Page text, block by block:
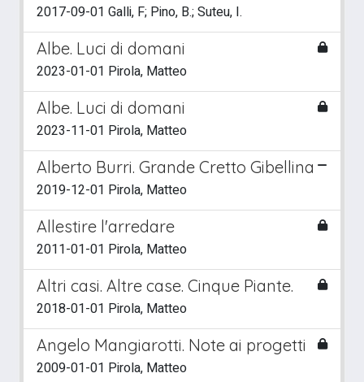
2017-09-01 Galli, F; Pino, B.; Suteu, I.
Albe. Luci di domani
2023-01-01 Pirola, Matteo
Albe. Luci di domani
2023-11-01 Pirola, Matteo
Alberto Burri. Grande Cretto Gibellina
2019-12-01 Pirola, Matteo
Allestire l'arredare
2011-01-01 Pirola, Matteo
Altri casi. Altre case. Cinque Piante.
2018-01-01 Pirola, Matteo
Angelo Mangiarotti. Note ai progetti
2009-01-01 Pirola, Matteo